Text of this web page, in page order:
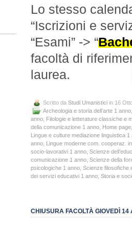
Lo stesso
“Iscrizioni e
“Esami” -> “
facoltà di
laurea.
Scritto da Studi Umanistici in 16
Archeologia e storia dell’arte 1 anno
anno Filologie e letterature classiche e
della comunicazione 1 anno Home page
Lingue e culture mediazione linguistica 1
anno Lingue moderne com. cooperaz.
socio-lavorativi 1 anno Scienze
comunicazione 1 anno Scienze della
psicologiche 1 anno Scienze filosofiche
dei servizi educativi 1 anno Storia e
CHIUSURA FACOLTÀ GIOVEDÌ 14